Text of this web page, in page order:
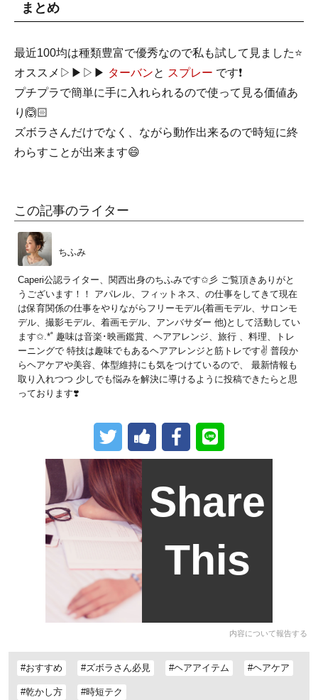
まとめ
最近100均は種類豊富で優秀なので私も試して見ました⭐
オススメ▷▶︎▷▶︎ ターバンと スプレー です❗
プチプラで簡単に手に入れられるので使って見る価値あ
り🙆🏻
ズボラさんだけでなく、ながら動作出来るので時短に終
わらすことが出来ます😄
この記事のライター
ちふみ
Caperi公認ライター、関西出身のちふみです✩彡 ご覧頂きありがと
うございます！！ アパレル、フィットネス、の仕事をしてきて現在
は保育関係の仕事をやりながらフリーモデル(着画モデル、サロンモ
デル、撮影モデル、着画モデル、アンバサダー 他)として活動してい
ます✩.*˚ 趣味は音楽･映画鑑賞、ヘアアレンジ、旅行 、料理、トレ
ーニングで 特技は趣味でもあるヘアアレンジと筋トレです✌️ 普段か
らヘアケアや美容、体型維持にも気をつけているので、 最新情報も
取り入れつつ 少しでも悩みを解決に導けるように投稿できたらと思
っております❣️
Share
This
内容について報告する
#おすすめ #ズボラさん必見 #ヘアアイテム #ヘアケア
#乾かし方 #時短テク